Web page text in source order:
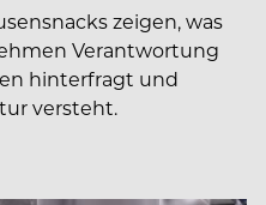
zeigen, was
Verantwortung
hinterfragt und
versteht.